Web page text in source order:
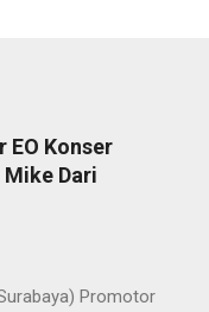
EO Konser
Dari
Promotor